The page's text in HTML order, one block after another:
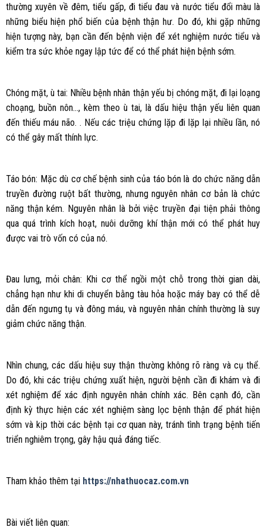
thường xuyên về đêm, tiểu gấp, đi tiểu đau và nước tiểu đổi màu là
những biểu hiện phổ biến của bệnh thận hư. Do đó, khi gặp những
hiện tượng này, bạn cần đến bệnh viện để xét nghiệm nước tiểu và
kiểm tra sức khỏe ngay lập tức để có thể phát hiện bệnh sớm.
Chóng mặt, ù tai: Nhiều bệnh nhân thận yếu bị chóng mặt, đi lại loạng
choạng, buồn nôn…, kèm theo ù tai, là dấu hiệu thận yếu liên quan
đến thiếu máu não. . Nếu các triệu chứng lặp đi lặp lại nhiều lần, nó
có thể gây mất thính lực.
Táo bón: Mặc dù cơ chế bệnh sinh của táo bón là do chức năng dẫn
truyền đường ruột bất thường, nhưng nguyên nhân cơ bản là chức
năng thận kém. Nguyên nhân là bởi việc truyền đại tiện phải thông
qua quá trình kích hoạt, nuôi dưỡng khí thận mới có thể phát huy
được vai trò vốn có của nó.
Đau lưng, mỏi chân: Khi cơ thể ngồi một chỗ trong thời gian dài,
chẳng hạn như khi di chuyển bằng tàu hỏa hoặc máy bay có thể dễ
dẫn đến ngưng tụ và đông máu, và nguyên nhân chính thường là suy
giảm chức năng thận.
Nhìn chung, các dấu hiệu suy thận thường không rõ ràng và cụ thể.
Do đó, khi các triệu chứng xuất hiện, người bệnh cần đi khám và đi
xét nghiệm để xác định nguyên nhân chính xác. Bên cạnh đó, cần
định kỳ thực hiện các xét nghiệm sàng lọc bệnh thận để phát hiện
sớm và kịp thời các bệnh tại cơ quan này, tránh tình trạng bệnh tiến
triển nghiêm trọng, gây hậu quả đáng tiếc.
Tham khảo thêm tại https://nhathuocaz.com.vn
Bài viết liên quan: